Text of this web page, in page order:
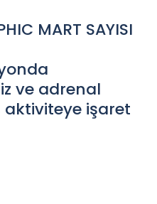
MART SAYISI
ve adrenal
işaret